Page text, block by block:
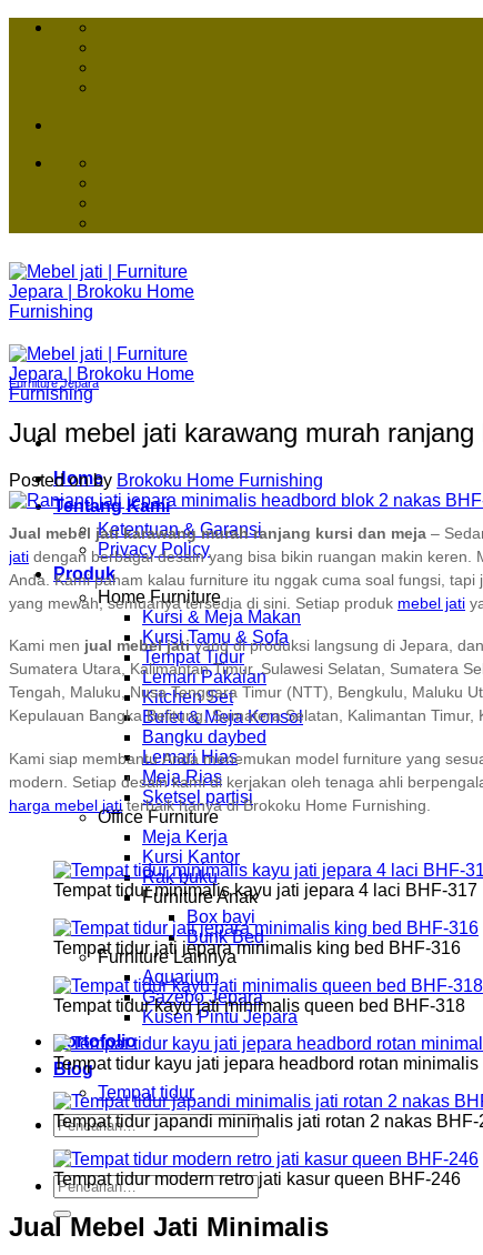
Skip
Home
Tentang Kami
Ketentuan & Garansi
Privacy Policy
Produk
Home Furniture
Kursi & Meja Makan
Kursi Tamu & Sofa
Tempat Tidur
Lemari Pakaian
Kitchen Set
Bufet & Meja Konsol
Bangku daybed
Lemari Hias
Meja Rias
Sketsel partisi
Office Furniture
Meja Kerja
Kursi Kantor
Rak buku
Furniture Anak
Box bayi
Bunk Bed
Furniture Lainnya
Aquarium
Gazebo Jepara
Kusen Pintu Jepara
Portofolio
Blog
Tempat tidur
Pencarian
untuk:
Pencarian
untuk:
Furniture Jepara
Jual mebel jati karawang murah
Posted onby Brokoku Home Furnishing
Jual mebel jati karawang murah ranjang kursi dan meja –
jati dengan berbagai desain yang bisa bikin ruangan makin
Anda. Kami paham kalau furniture itu nggak cuma soal fungsi,
yang mewah, semuanya tersedia di sini. Setiap produk mebel jati
Kami men jual mebel jatiyang di produksi langsung di Jepara,
Sumatera Utara, Kalimantan Timur, Sulawesi Selatan, Sumatera
Tengah, Maluku, Nusa Tenggara Timur (NTT), Bengkulu, Maluku
Kepulauan Bangka Belitung, Sumatera Selatan, Kalimantan Timur,
Kami siap membantu Anda menemukan model furniture yang
modern. Setiap desain kami di kerjakan oleh tenaga ahli
harga mebel jatiterbaik hanya di Brokoku Home Furnishing.
Tempat tidur minimalis kayu jati jepara 4 laci BHF-317
Tempat tidur jati jepara minimalis king bed BHF-316
Tempat tidur kayu jati minimalis queen bed BHF-318
Tempat tidur kayu jati jepara headbord rotan
Tempat tidur japandi minimalis jati rotan 2 nakas BHF-
Tempat tidur modern retro jati kasur queen BHF-246
Jual Mebel Jati Minimalis